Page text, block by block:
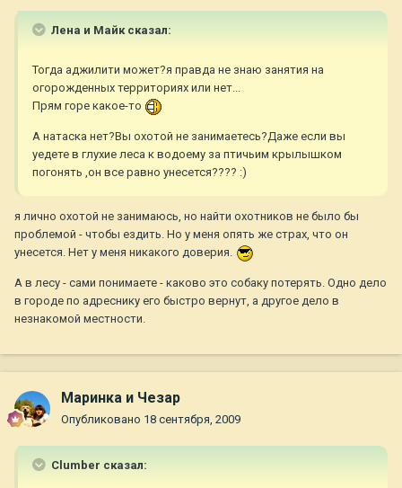
Лена и Майк сказал:
Тогда аджилити может?я правда не знаю занятия на
огорожденных территориях или нет...
Прям горе какое-то
А натаска нет?Вы охотой не занимаетесь?Даже если вы
уедете в глухие леса к водоему за птичьим крылышком
погонять ,он все равно унесется???? :)
я лично охотой не занимаюсь, но найти охотников не было бы
проблемой - чтобы ездить. Но у меня опять же страх, что он
унесется. Нет у меня никакого доверия.
А в лесу - сами понимаете - каково это собаку потерять. Одно дело
в городе по адреснику его быстро вернут, а другое дело в
незнакомой местности.
Маринка и Чезар
Опубликовано 18 сентября, 2009
Clumber сказал: